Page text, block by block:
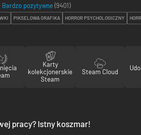
Bardzo pozytywne (9401)
PIKSELOWA GRAFIKA HORROR PSYCHOLOGICZNY
Karty
kolekcjonerskie
Steam
Steam Cloud
pracy? Istny koszmar!